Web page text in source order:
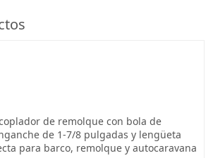
de remolque con bola de
de 1-7/8 pulgadas y lengüeta
para barco, remolque y autocaravana